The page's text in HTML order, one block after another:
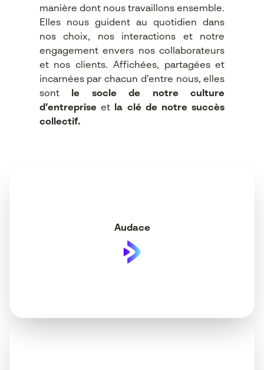
manière dont nous travaillons ensemble.
Elles nous guident au quotidien dans
nos choix, nos interactions et notre
engagement envers nos collaborateurs
et nos clients. Affichées, partagées et
incarnées par chacun d’entre nous, elles
sontle socle de notre culture
d’entrepriseet
la clé de notre succès
collectif.
Audace